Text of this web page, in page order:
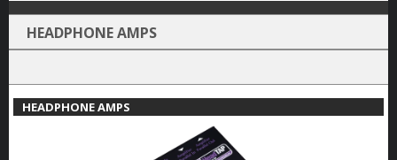
HEADPHONE AMPS
HEADPHONE AMPS